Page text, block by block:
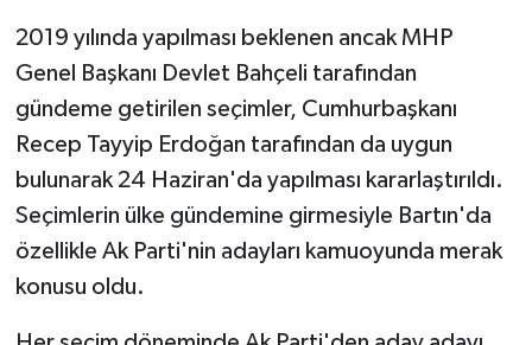
2019 yılında yapılması beklenen ancak MHP
Genel Başkanı Devlet Bahçeli tarafından
gündeme getirilen seçimler, Cumhurbaşkanı
Recep Tayyip Erdoğan tarafından da uygun
bulunarak 24 Haziran'da yapılması kararlaştırıldı.
Seçimlerin ülke gündemine girmesiyle Bartın'da
özellikle Ak Parti'nin adayları kamuoyunda merak
konusu oldu.